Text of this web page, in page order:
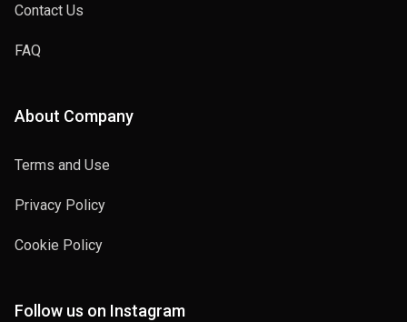
Contact Us
FAQ
About Company
Terms and Use
Privacy Policy
Cookie Policy
Follow us on Instagram